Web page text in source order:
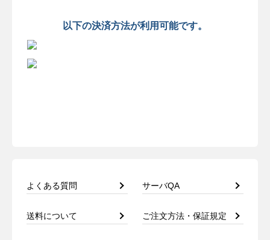
以下の決済方法が利用可能です。
よくある質問 サーバQA
送料について ご注文方法・保証規定